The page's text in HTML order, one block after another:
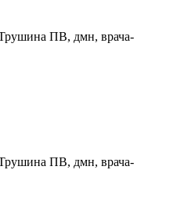
ПВ, дмн, врача-
ПВ, дмн, врача-